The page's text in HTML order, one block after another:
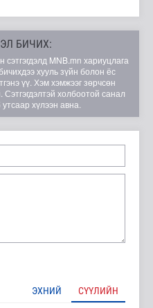
БИЧИХ:
MNB.mn хариуцлага
хууль зүйн болон ёс
үү. Хэм хэмжээг зөрчсөн
Сэтгэгдэлтэй холбоотой санал
утсаар хүлээн авна.
ЭХНИЙ СҮҮЛИЙН